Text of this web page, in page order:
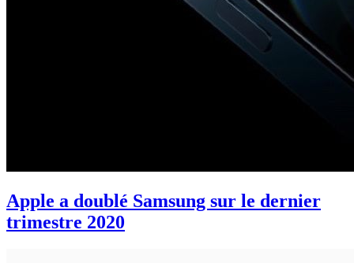
Apple a doublé Samsung sur le dernier
trimestre 2020